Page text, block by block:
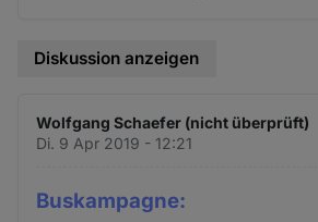
Diskussion anzeigen
Wolfgang Schaefer (nicht überprüft)
Di. 9 Apr 2019 - 12:21
Buskampagne: